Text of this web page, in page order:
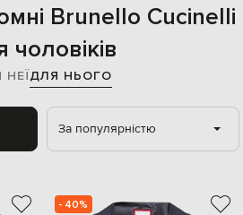
Brunello Cucinelli
чоловіків
НЕЇДЛЯ НЬОГО
За популярністю
- 40%